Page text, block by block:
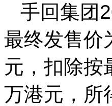
手回集团
最终发售价
元，扣除按
万港元，所